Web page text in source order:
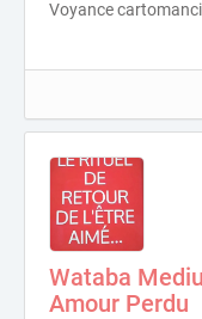
Voyance
Wataba
Amour Perdu